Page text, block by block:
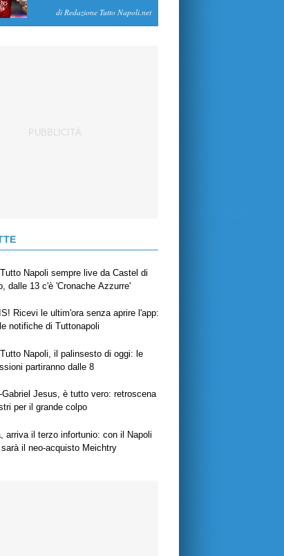
di Redazione Tutto Napoli.net
Napoli sempre live da Castel di
dalle 13 c'è 'Cronache Azzurre'
Ricevi le ultim'ora senza aprire l'app:
notifiche di Tuttonapoli
Napoli, il palinsesto di oggi: le
partiranno dalle 8
Gabriel Jesus, è tutto vero: retroscena
per il grande colpo
arriva il terzo infortunio: con il Napoli
il neo-acquisto Meichtry